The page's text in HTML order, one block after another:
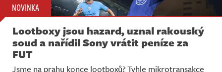
NOVINKA
Lootboxy jsou hazard, uznal rakouský
soud a nařídil Sony vrátit peníze za
FUT
Jsme na prahu konce lootboxů? Tyhle mikrotransakce